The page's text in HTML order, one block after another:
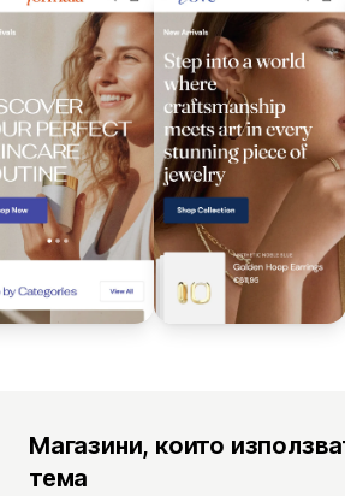
Магазини, които
тема